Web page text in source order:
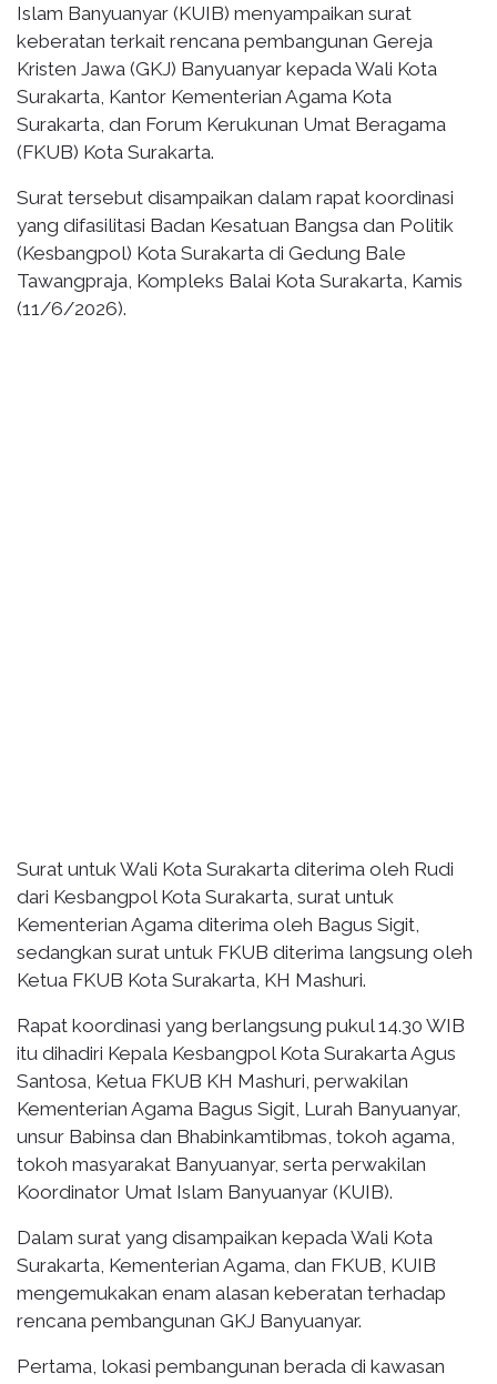
Islam Banyuanyar (KUIB) menyampaikan surat
keberatan terkait rencana pembangunan Gereja
Kristen Jawa (GKJ) Banyuanyar kepada Wali Kota
Surakarta, Kantor Kementerian Agama Kota
Surakarta, dan Forum Kerukunan Umat Beragama
(FKUB) Kota Surakarta.
Surat tersebut disampaikan dalam rapat koordinasi
yang difasilitasi Badan Kesatuan Bangsa dan Politik
(Kesbangpol) Kota Surakarta di Gedung Bale
Tawangpraja, Kompleks Balai Kota Surakarta, Kamis
(11/6/2026).
Surat untuk Wali Kota Surakarta diterima oleh Rudi
dari Kesbangpol Kota Surakarta, surat untuk
Kementerian Agama diterima oleh Bagus Sigit,
sedangkan surat untuk FKUB diterima langsung oleh
Ketua FKUB Kota Surakarta, KH Mashuri.
Rapat koordinasi yang berlangsung pukul 14.30 WIB
itu dihadiri Kepala Kesbangpol Kota Surakarta Agus
Santosa, Ketua FKUB KH Mashuri, perwakilan
Kementerian Agama Bagus Sigit, Lurah Banyuanyar,
unsur Babinsa dan Bhabinkamtibmas, tokoh agama,
tokoh masyarakat Banyuanyar, serta perwakilan
Koordinator Umat Islam Banyuanyar (KUIB).
Dalam surat yang disampaikan kepada Wali Kota
Surakarta, Kementerian Agama, dan FKUB, KUIB
mengemukakan enam alasan keberatan terhadap
rencana pembangunan GKJ Banyuanyar.
Pertama, lokasi pembangunan berada di kawasan